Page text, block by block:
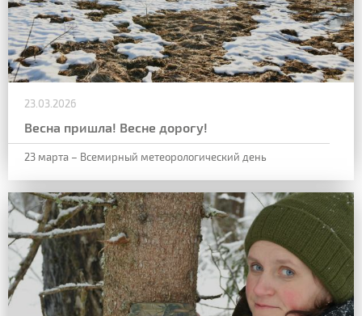
23.03.2026
Весна пришла! Весне дорогу!
23 марта – Всемирный метеорологический день